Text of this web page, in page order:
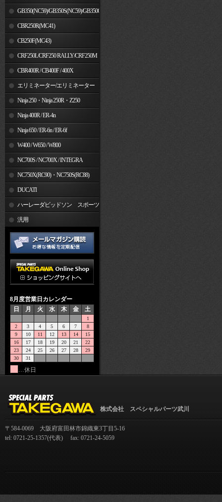
GB350(NC59)/GB350S(NC59)/GB350C(NC64)
CBR250R(MC41)
CB250F(MC43)
CRF250L/CRF250 RALLY/CRF250M
CBR400R / CB400F / 400X
エリミネーター/エリミネーター
SE Ninja 250・Ninja 250R・Z250
Ninja 400R / ER-4n
Ninja 650 / ER-6n / ER-6f
W400 / W650 / W800
NC700S / NC700X / INTEGRA
NC750X(RC90)・NC750S(RC88)
DUCATI
ハーレーダビッドソン スポーツ
スター汎用
8月度営業日カレンダー
日
月 火 水 木 金 土
1
2
3 4 5 6 7
8
9
10 11 12 13 14
15
16
17 18 19 20 21
22
23
24 25 26 27 28
29
30
31
…休日
株式会社 スペシャルパーツ武川
〒584-0069 大阪府富田林市錦織東3丁目5-16
tel: 0721-25-1357(代表) fax: 0721-24-5059